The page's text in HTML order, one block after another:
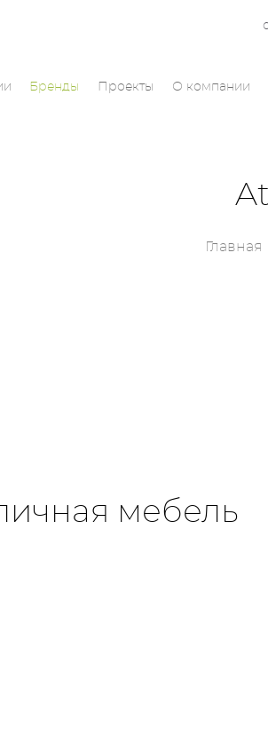
Бренды Проекты О компании
Главная
мебель